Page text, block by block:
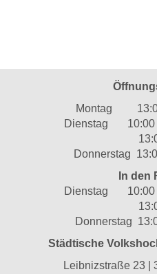
Montag
Dienstag 10:00
13:00 bis
Donnerstag
In den
Dienstag 10:00
13:00 bis
Donnerstag
Städtische
Leibnizstraße 23 |